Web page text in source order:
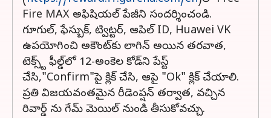
Fire MAX అఫిషియల్ పేజీని సందర్శించండి.
గూగుల్, ఫేస్బుక్, ట్విట్టర్, ఆపిల్ ID, Huawei VK
ఉపయోగించి అకౌంట్‌కు లాగిన్ అయిన తరవాత,
టెక్స్ట్ ఫీల్డ్‌లో 12-అంకెల కోడ్‌ని పేస్ట్
చేసి,"Confirm"పై క్లిక్ చేసి, ఆపై "Ok" క్లిక్ చేయాలి.
ప్రతి విజయవంతమైన రీడెంప్షన్ తర్వాత, వచ్చిన
రివార్డ్ ను గేమ్ మెయిల్ నుండి తీసుకోవచ్చు.